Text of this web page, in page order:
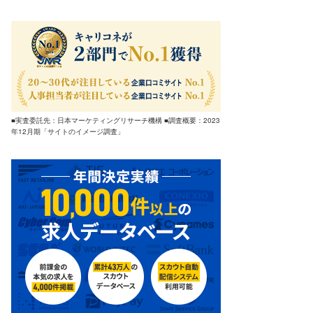
■実査委託先：日本マーケティングリサーチ機構 ■調査概要：2023
年12月期「サイトのイメージ調査」